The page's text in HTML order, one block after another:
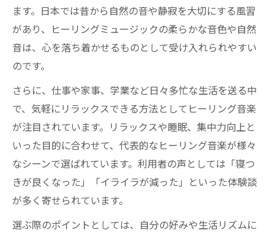
ます。日本では昔から自然の音や静寂を大切にする風習
があり、ヒーリングミュージックの柔らかな音色や自然
音は、心を落ち着かせるものとして受け入れられやすい
のです。
さらに、仕事や家事、学業など日々多忙な生活を送る中
で、気軽にリラックスできる方法としてヒーリング音楽
が注目されています。リラックスや睡眠、集中力向上と
いった目的に合わせて、代表的なヒーリング音楽が様々
なシーンで選ばれています。利用者の声としては「寝つ
きが良くなった」「イライラが減った」といった体験談
が多く寄せられています。
選ぶ際のポイントとしては、自分の好みや生活リズムに